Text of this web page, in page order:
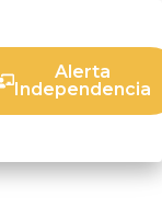
Alerta
Independencia